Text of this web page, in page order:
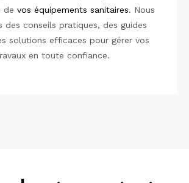
de vos équipements sanitaires. Nous
des conseils pratiques, des guides
solutions efficaces pour gérer vos
en toute confiance.